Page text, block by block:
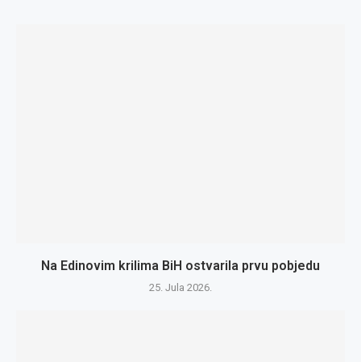
Na Edinovim krilima BiH ostvarila prvu pobjedu
25. Jula 2026.